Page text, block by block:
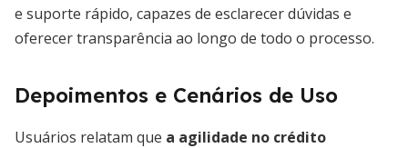
e suporte rápido, capazes de esclarecer dúvidas e
oferecer transparência ao longo de todo o processo.
Depoimentos e Cenários de Uso
Usuários relatam que a agilidade no crédito